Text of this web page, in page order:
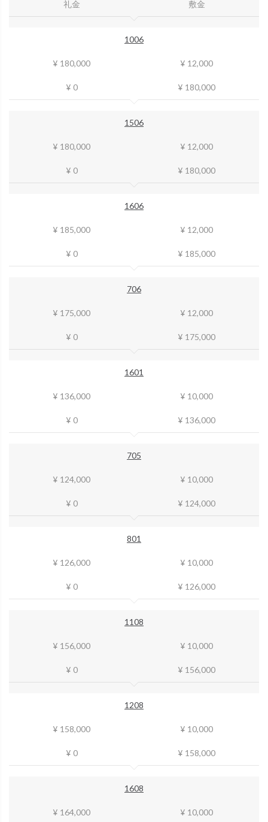
礼金 敷金
1006
¥ 180,000 ¥ 12,000
¥ 0 ¥ 180,000
1506
¥ 180,000 ¥ 12,000
¥ 0 ¥ 180,000
1606
¥ 185,000 ¥ 12,000
¥ 0 ¥ 185,000
706
¥ 175,000 ¥ 12,000
¥ 0 ¥ 175,000
1601
¥ 136,000 ¥ 10,000
¥ 0 ¥ 136,000
705
¥ 124,000 ¥ 10,000
¥ 0 ¥ 124,000
801
¥ 126,000 ¥ 10,000
¥ 0 ¥ 126,000
1108
¥ 156,000 ¥ 10,000
¥ 0 ¥ 156,000
1208
¥ 158,000 ¥ 10,000
¥ 0 ¥ 158,000
1608
¥ 164,000 ¥ 10,000